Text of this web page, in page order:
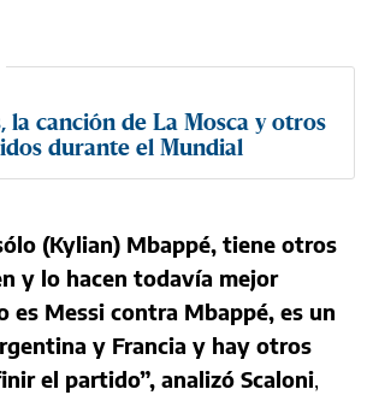
la canción de La Mosca y otros
durante el Mundial
(Kylian) Mbappé, tiene otros
y lo hacen todavía mejor
es Messi contra Mbappé, es un
y Francia y hay otros
el partido”, analizó Scaloni,